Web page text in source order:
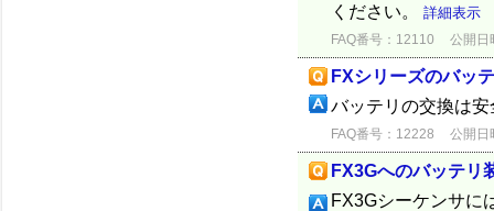
ください。 詳細表示
FAQ番号：12110 公開日
FXシリーズのバッ
バッテリの交換は
FAQ番号：12228 公開日
FX3Gへのバッテリ
FX3Gシーケンサに